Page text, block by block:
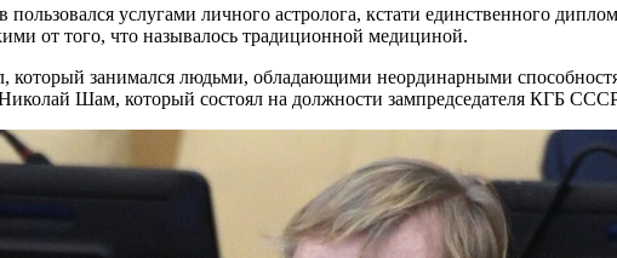
услугами личного астролога, кстати единственного
от того, что называлось традиционной медициной.
занимался людьми, обладающими неординарными
Шам, который состоял на должности зампредседателя КГБ